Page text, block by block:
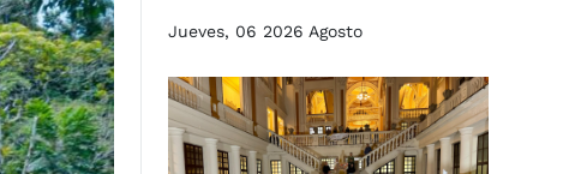
Jueves, 06 2026 Agosto